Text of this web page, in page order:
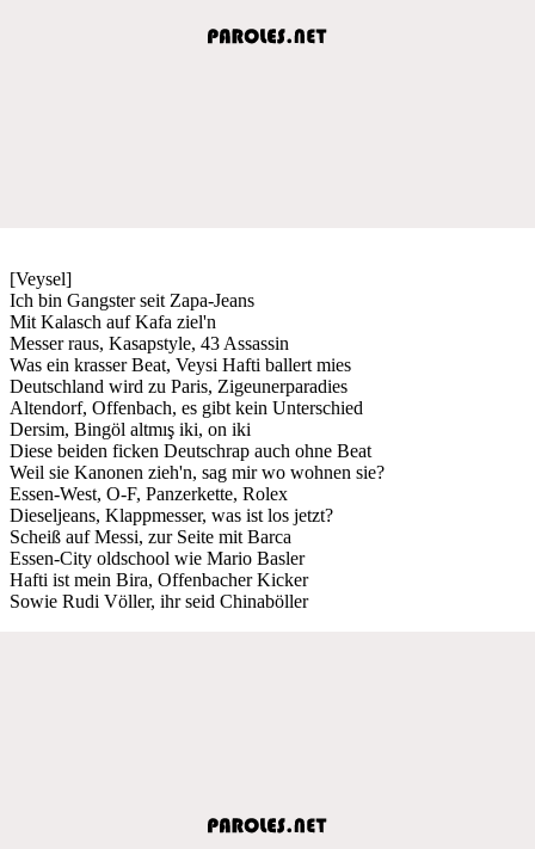
[Veysel]
Ich bin Gangster seit Zapa-Jeans
Mit Kalasch auf Kafa ziel'n
Messer raus, Kasapstyle, 43 Assassin
Was ein krasser Beat, Veysi Hafti ballert mies
Deutschland wird zu Paris, Zigeunerparadies
Altendorf, Offenbach, es gibt kein Unterschied
Dersim, Bingöl altmış iki, on iki
Diese beiden ficken Deutschrap auch ohne Beat
Weil sie Kanonen zieh'n, sag mir wo wohnen sie?
Essen-West, O-F, Panzerkette, Rolex
Dieseljeans, Klappmesser, was ist los jetzt?
Scheiß auf Messi, zur Seite mit Barca
Essen-City oldschool wie Mario Basler
Hafti ist mein Bira, Offenbacher Kicker
Sowie Rudi Völler, ihr seid Chinaböller